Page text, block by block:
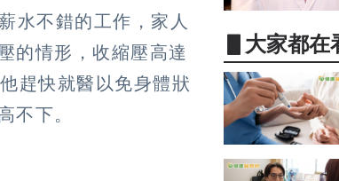
水不錯的工作，家人
的情形，收縮壓高達
趕快就醫以免身體狀
不下。
▋大家都在